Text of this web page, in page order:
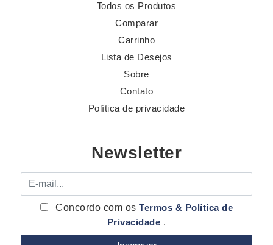
Todos os Produtos
Comparar
Carrinho
Lista de Desejos
Sobre
Contato
Política de privacidade
Newsletter
E-mail
Concordo com osTermos & Política de
Privacidade .